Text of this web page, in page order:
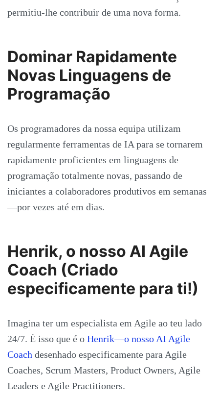
permitiu-lhe contribuir de uma nova forma.
Dominar Rapidamente
Novas Linguagens de
Programação
Os programadores da nossa equipa utilizam
regularmente ferramentas de IA para se tornarem
rapidamente proficientes em linguagens de
programação totalmente novas, passando de
iniciantes a colaboradores produtivos em semanas
—por vezes até em dias.
Henrik, o nosso AI Agile
Coach (Criado
especificamente para ti!)
Imagina ter um especialista em Agile ao teu lado
24/7. É isso que é o Henrik—o nosso AI Agile
Coach desenhado especificamente para Agile
Coaches, Scrum Masters, Product Owners, Agile
Leaders e Agile Practitioners.